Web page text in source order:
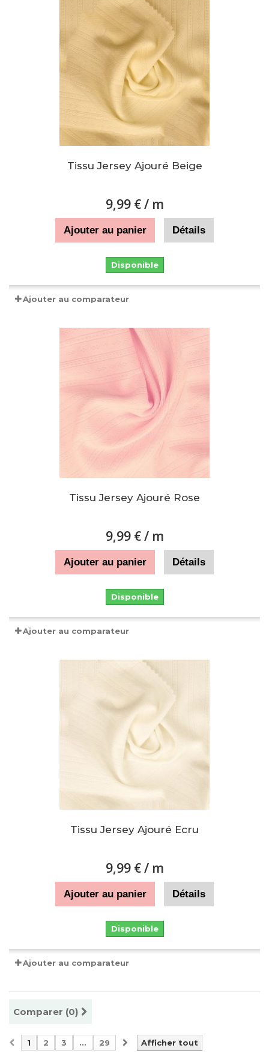
Tissu Jersey Ajouré Beige
9,99 €/ m
Ajouter au panier Détails
Disponible
Ajouter au comparateur
Tissu Jersey Ajouré Rose
9,99 €/ m
Ajouter au panier Détails
Disponible
Ajouter au comparateur
Tissu Jersey Ajouré Ecru
9,99 €/ m
Ajouter au panier Détails
Disponible
Ajouter au comparateur
Comparer (0)
Afficher tout
1 2 3 ... 29